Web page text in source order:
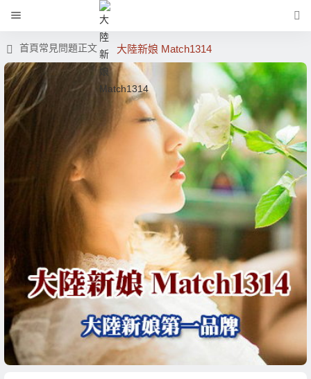
大陸新娘 Match1314
首頁常見問題正文